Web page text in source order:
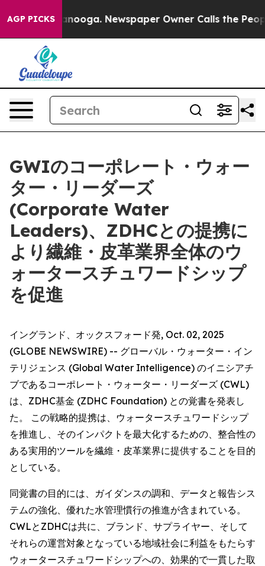
AGP PICKS
in Chattanooga. Newspaper Owner Calls the People
GWIのコーポレート・ウォー
ター・リーダーズ
(Corporate Water
Leaders)、ZDHCとの提携に
より繊維・皮革業界全体のウ
ォータースチュワードシップ
を促進
イングランド、オックスフォード発, Oct. 02, 2025
(GLOBE NEWSWIRE) -- グローバル・ウォーター・イン
テリジェンス (Global Water Intelligence) のイニシアチ
ブであるコーポレート・ウォーター・リーダーズ (CWL)
は、ZDHC基金 (ZDHC Foundation) との覚書を発表し
た。 この戦略的提携は、ウォータースチュワードシップ
を推進し、そのインパクトを最大化するための、整合性の
ある実用的ツールを繊維・皮革業界に提供することを目的
としている。
同覚書の目的には、ガイダンスの調和、データと報告シス
テムの強化、優れた水管理慣行の推進が含まれている。
CWLとZDHCは共に、ブランド、サプライヤー、そして
それらの運営対象となっている地域社会に利益をもたらす
ウォータースチュワードシップへの、効果的で一貫した取